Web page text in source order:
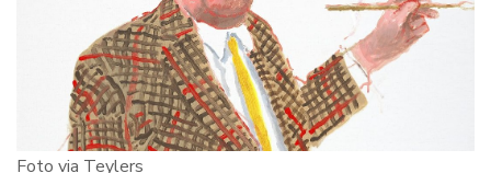
Over ons
Contact
Foto via Teylers